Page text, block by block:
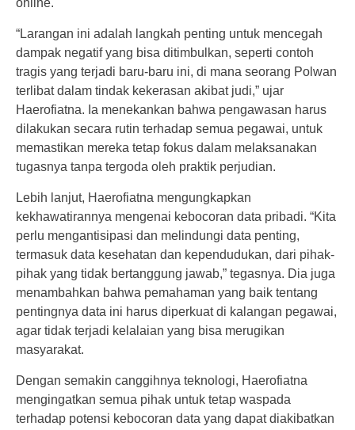
online.
“Larangan ini adalah langkah penting untuk mencegah
dampak negatif yang bisa ditimbulkan, seperti contoh
tragis yang terjadi baru-baru ini, di mana seorang Polwan
terlibat dalam tindak kekerasan akibat judi,” ujar
Haerofiatna. Ia menekankan bahwa pengawasan harus
dilakukan secara rutin terhadap semua pegawai, untuk
memastikan mereka tetap fokus dalam melaksanakan
tugasnya tanpa tergoda oleh praktik perjudian.
Lebih lanjut, Haerofiatna mengungkapkan
kekhawatirannya mengenai kebocoran data pribadi. “Kita
perlu mengantisipasi dan melindungi data penting,
termasuk data kesehatan dan kependudukan, dari pihak-
pihak yang tidak bertanggung jawab,” tegasnya. Dia juga
menambahkan bahwa pemahaman yang baik tentang
pentingnya data ini harus diperkuat di kalangan pegawai,
agar tidak terjadi kelalaian yang bisa merugikan
masyarakat.
Dengan semakin canggihnya teknologi, Haerofiatna
mengingatkan semua pihak untuk tetap waspada
terhadap potensi kebocoran data yang dapat diakibatkan